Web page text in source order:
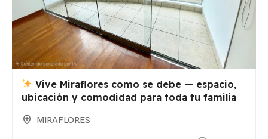
Vive Miraflores como se debe — espacio,
ubicación y comodidad para toda tu familia
MIRAFLORES